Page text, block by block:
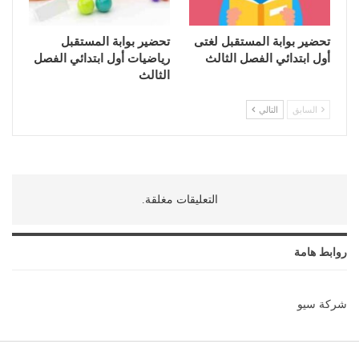
تحضير بوابة المستقبل لغتى
أول ابتدائي الفصل الثالث
تحضير بوابة المستقبل
رياضيات أول ابتدائي الفصل
الثالث
السابق التالي
التعليقات مغلقة.
روابط هامة
شركة سيو